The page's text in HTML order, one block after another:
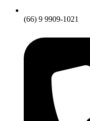
(66) 9 9909-1021